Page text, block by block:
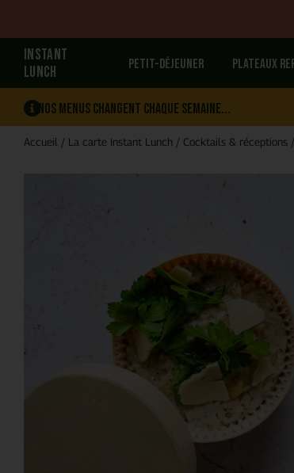
INSTANT
LUNCH
Petit-déjeuner Plateaux
Nos menus changent chaque semaine...
Accueil / La carte Instant Lunch / Cocktails & réceptions /